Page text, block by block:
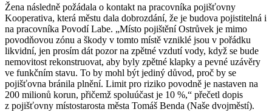
Žena následně požádala o kontakt na pracovníka pojišťovny
Kooperativa, která městu dala dobrozdání, že je budova pojistitelná i
na pracovníka Povodí Labe. „Místo pojištění Ostrůvek je mimo
povodňovou zónu a škody v tomto místě vzniklé jsou v pořádku
likvidní, jen prosím dát pozor na zpětné vzdutí vody, když se bude
nemovitost rekonstruovat, aby byly zpětné klapky a pevné uzávěry
ve funkčním stavu. To by mohl být jediný důvod, proč by se
pojišťovna bránila plnění. Limit pro riziko povodně je nastaven na
200 milionů korun, přičemž spoluúčast je 10 %,“ přečetl dopis
z pojišťovny místostarosta města Tomáš Benda (Naše dvojměstí).